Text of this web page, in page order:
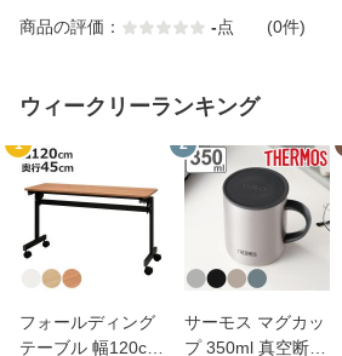
商品の評価： -点 (0件)
ウィークリーランキング
1
フォールディング
テーブル 幅120cm
2
サーモス マグカッ
プ 350ml 真空断熱